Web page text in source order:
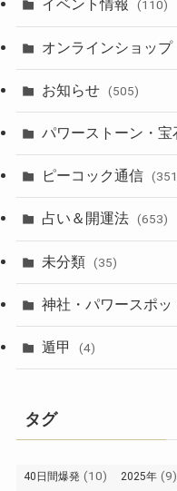
イベント情報 (110)
オンラインショップ
お知らせ (505)
パワーストーン・宝
ピーコック通信
占い＆開運法 (653)
未分類 (35)
神社・パワースポッ
遁甲 (4)
タグ
40日間爆発 (10) 2025年 (9)